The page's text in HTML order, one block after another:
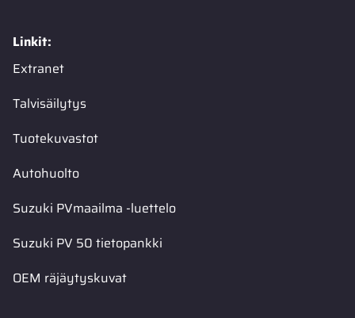
Linkit:
Extranet
Talvisäilytys
Tuotekuvastot
Autohuolto
Suzuki PVmaailma -luettelo
Suzuki PV 50 tietopankki
OEM räjäytyskuvat